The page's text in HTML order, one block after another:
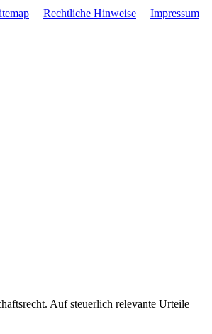
Impressum
Rechtliche Hinweise
Auf steuerlich relevante Urteile